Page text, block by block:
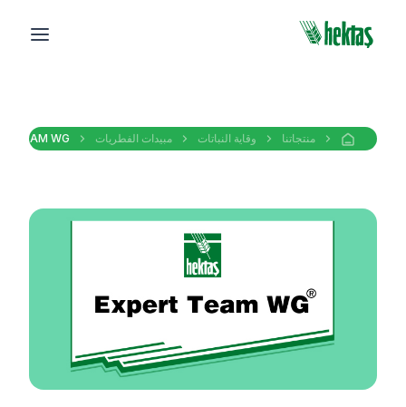
منتجاتنا وقاية النباتات مبيدات الفطريات TEAM WG